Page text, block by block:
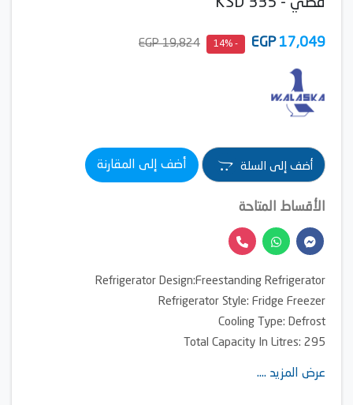
17,049
EGP
- 14%
19,824 EGP
أضف إلى السلة أضف إلى المقارنة
الأقساط المتاحة
Refrigerator Design:Freestanding Refrigerator
Refrigerator Style: Fridge Freezer
Cooling Type: Defrost
Total Capacity In Litres: 295
Number Of Doors: 2
عرض المزيد ....